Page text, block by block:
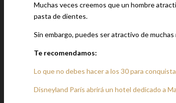
Muchas veces creemos que un hombre
pasta de dientes.
Sin embargo, puedes ser atractivo de
Te recomendamos:
Lo que no debes hacer a los 30 para
Disneyland París abrirá un hotel dedicado a